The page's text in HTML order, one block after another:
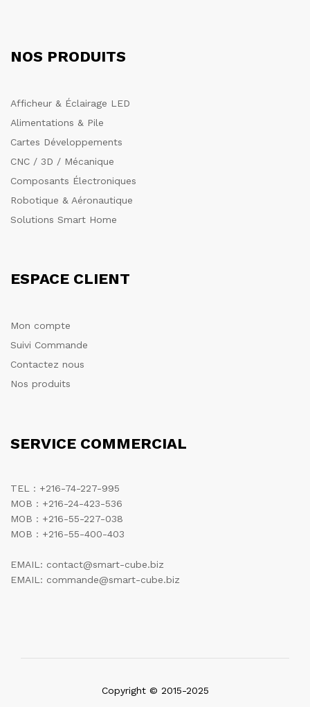
NOS PRODUITS
Afficheur & Éclairage LED
Alimentations & Pile
Cartes Développements
CNC / 3D / Mécanique
Composants Électroniques
Robotique & Aéronautique
Solutions Smart Home
ESPACE CLIENT
Mon compte
Suivi Commande
Contactez nous
Nos produits
SERVICE COMMERCIAL
TEL : +216-74-227-995
MOB : +216-24-423-536
MOB : +216-55-227-038
MOB : +216-55-400-403
EMAIL: contact@smart-cube.biz
EMAIL: commande@smart-cube.biz
Copyright © 2015-2025